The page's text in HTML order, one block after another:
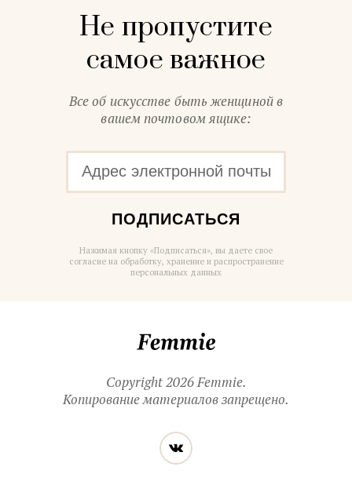
Не пропустите
самое важное
Все об искусстве быть женщиной в
вашем почтовом ящике:
ПОДПИСАТЬСЯ
Нажимая кнопку «Подписаться», вы даете свое
согласие на обработку, хранение и распространение
персональных данных
Copyright 2026 Femmie.
Копирование материалов запрещено.
Читайте
нас
в социальных